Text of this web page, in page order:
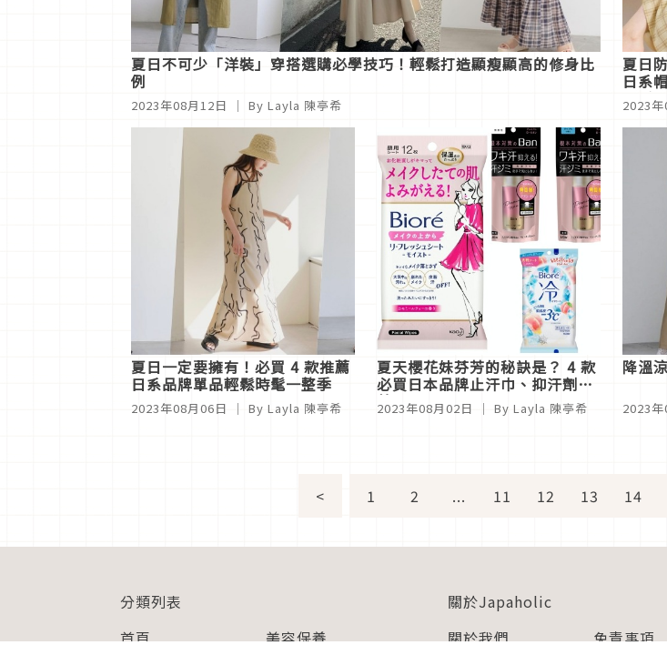
夏日不可少「洋裝」穿搭選購必學技巧！輕鬆打造顯瘦顯高的修身比
例
2023年08月12日 ｜ By Layla 陳亭希
夏日
日系
時髦
2023
夏日一定要擁有！必買 4 款推薦
日系品牌單品輕鬆時髦一整季
2023年08月06日 ｜ By Layla 陳亭希
夏天櫻花妹芬芳的秘訣是？ 4 款
必買日本品牌止汗巾、抑汗劑推
薦
2023年08月02日 ｜ By Layla 陳亭希
降溫
2023
< 1 2 ... 11 12 13 14
分類列表
首頁
美容保養
關於Japaholic
關於我們
免責事項